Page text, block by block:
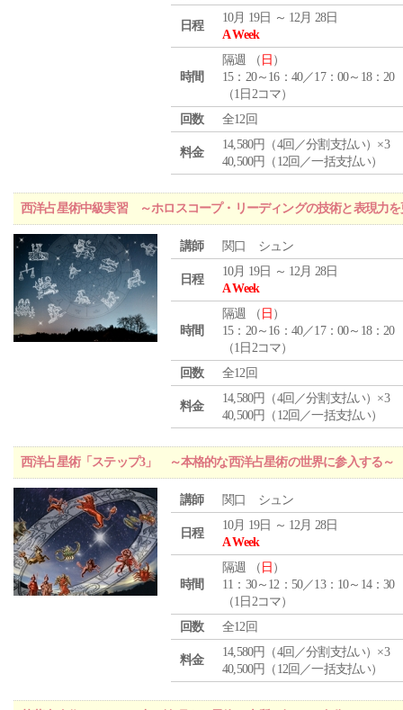
日程
10月 19日 ～ 12月 28日
A Week
時間
隔週 （ 日 ）
15：20～16：40／17：00～18：20
（1日2コマ）
回数
全12回
料金
14,580円（4回／分割支払い）×3
40,500円（12回／一括支払い）
西洋占星術中級実習 ～ホロスコープ・リーディングの技術と表現力
講師 関口 シュン
日程
10月 19日 ～ 12月 28日
A Week
時間
隔週 （ 日 ）
15：20～16：40／17：00～18：20
（1日2コマ）
回数
全12回
料金
14,580円（4回／分割支払い）×3
40,500円（12回／一括支払い）
西洋占星術「ステップ3」 ～本格的な西洋占星術の世界に参入する～
講師 関口 シュン
日程
10月 19日 ～ 12月 28日
A Week
時間
隔週 （ 日 ）
11：30～12：50／13：10～14：30
（1日2コマ）
回数
全12回
料金
14,580円（4回／分割支払い）×3
40,500円（12回／一括支払い）